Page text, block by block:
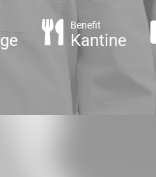
Benefit
Kantine